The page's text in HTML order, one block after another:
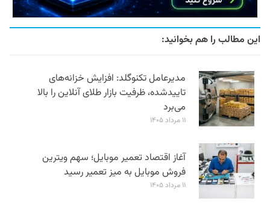
این مطالب را هم بخوانید:
مدیرعامل تکنوگلد: افزایش خزانه‌های
تاییدشده، ظرفیت بازار طلای آنلاین را بالا
می‌برد
۱۱ مرداد ۱۴۰۵
آغاز اقتصاد تعمیر موبایل؛ سهم ویترین
فروش موبایل به میز تعمیر رسید
۱۱ مرداد ۱۴۰۵